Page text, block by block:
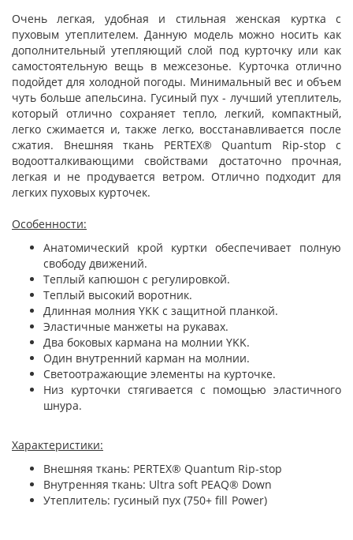
Очень легкая, удобная и стильная женская куртка с
пуховым утеплителем. Данную модель можно носить как
дополнительный утепляющий слой под курточку или как
самостоятельную вещь в межсезонье. Курточка отлично
подойдет для холодной погоды. Минимальный вес и объем
чуть больше апельсина. Гусиный пух - лучший утеплитель,
который отлично сохраняет тепло, легкий, компактный,
легко сжимается и, также легко, восстанавливается после
сжатия. Внешняя ткань PERTEX® Quantum Rip-stop с
водоотталкивающими свойствами достаточно прочная,
легкая и не продувается ветром. Отлично подходит для
легких пуховых курточек.
Особенности:
Анатомический крой куртки обеспечивает полную
свободу движений.
Теплый капюшон с регулировкой.
Теплый высокий воротник.
Длинная молния YKK с защитной планкой.
Эластичные манжеты на рукавах.
Два боковых кармана на молнии YKK.
Один внутренний карман на молнии.
Светоотражающие элементы на курточке.
Низ курточки стягивается с помощью эластичного
шнура.
Характеристики:
Внешняя ткань: PERTEX® Quantum Rip-stop
Внутренняя ткань: Ultra soft PEAQ® Down
Утеплитель: гусиный пух (750+ fill Power)